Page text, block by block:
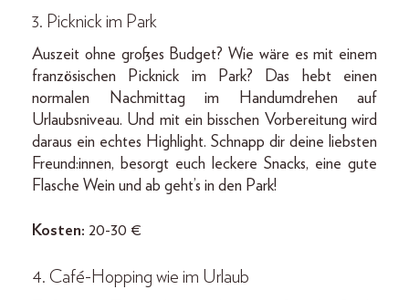
3. Picknick im Park
Auszeit ohne großes Budget? Wie wäre es mit einem
französischen Picknick im Park? Das hebt einen
normalen Nachmittag im Handumdrehen auf
Urlaubsniveau. Und mit ein bisschen Vorbereitung wird
daraus ein echtes Highlight. Schnapp dir deine liebsten
Freund:innen, besorgt euch leckere Snacks, eine gute
Flasche Wein und ab geht’s in den Park!
Kosten: 20-30 €
4. Café-Hopping wie im Urlaub